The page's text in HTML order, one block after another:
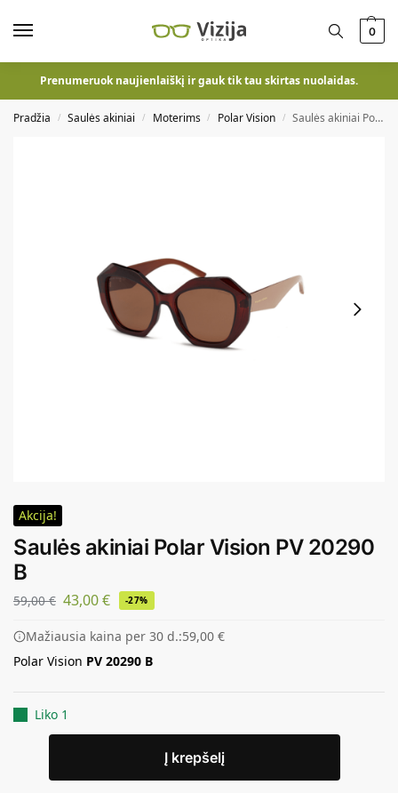
0
Prenumeruok naujienlaiškį ir gauk tik tau skirtas nuolaidas.
Pradžia / Saulės akiniai / Moterims / Polar Vision / Saulės akiniai Polar Vision PV 20290 B
Akcija!
Saulės akiniai Polar Vision PV 20290
B
59,00€ 43,00€ -27%
Mažiausia kaina per 30 d.:59,00 €
Polar Vision PV 20290 B
Liko 1
Į krepšelį